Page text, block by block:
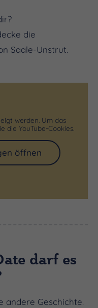
die
Saale-Unstrut.
werden. Um das
die YouTube-Cookies.
öffnen
darf es
andere Geschichte.